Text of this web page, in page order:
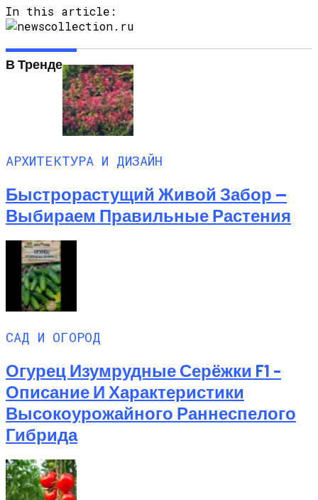
In this article:
В Тренде
АРХИТЕКТУРА И ДИЗАЙН
Быстрорастущий Живой Забор —
Выбираем Правильные Растения
САД И ОГОРОД
Огурец Изумрудные Серёжки F1 –
Описание И Характеристики
Высокоурожайного Раннеспелого
Гибрида